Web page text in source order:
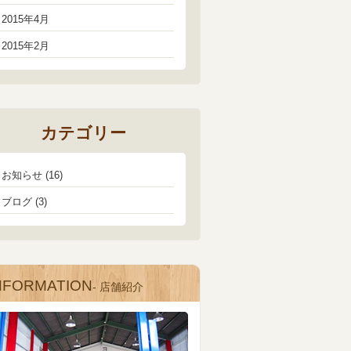
2015年4月
2015年2月
カテゴリー
お知らせ (16)
ブログ (3)
- 店舗紹介